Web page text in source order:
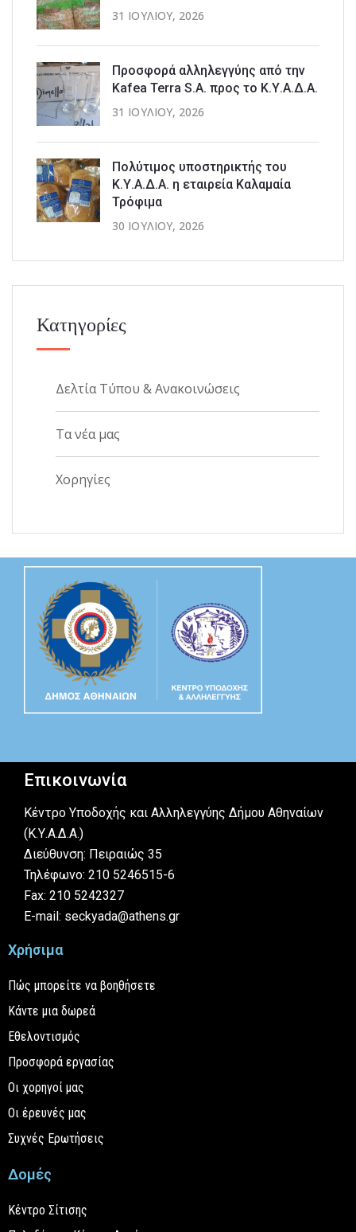
31 ΙΟΥΛΊΟΥ, 2026
Προσφορά αλληλεγγύης από την
Kafea Terra S.A. προς το Κ.Υ.Α.Δ.Α.
31 ΙΟΥΛΊΟΥ, 2026
Πολύτιμος υποστηρικτής του
Κ.Υ.Α.Δ.Α. η εταιρεία Καλαμαία
Τρόφιμα
30 ΙΟΥΛΊΟΥ, 2026
Κατηγορίες
Δελτία Τύπου & Ανακοινώσεις
Τα νέα μας
Χορηγίες
Επικοινωνία
Κέντρο Υποδοχής και Αλληλεγγύης Δήμου Αθηναίων
(Κ.Υ.Α.Δ.Α.)
Διεύθυνση: Πειραιώς 35
Τηλέφωνο: 210 5246515-6
Fax: 210 5242327
E-mail: seckyada@athens.gr
Χρήσιμα
Πώς μπορείτε να βοηθήσετε
Κάντε μια δωρεά
Εθελοντισμός
Προσφορά εργασίας
Οι χορηγοί μας
Οι έρευνές μας
Συχνές Ερωτήσεις
Δομές
Κέντρο Σίτισης